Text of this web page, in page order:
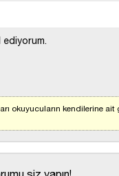
ediyorum.
okuyucuların kendilerine